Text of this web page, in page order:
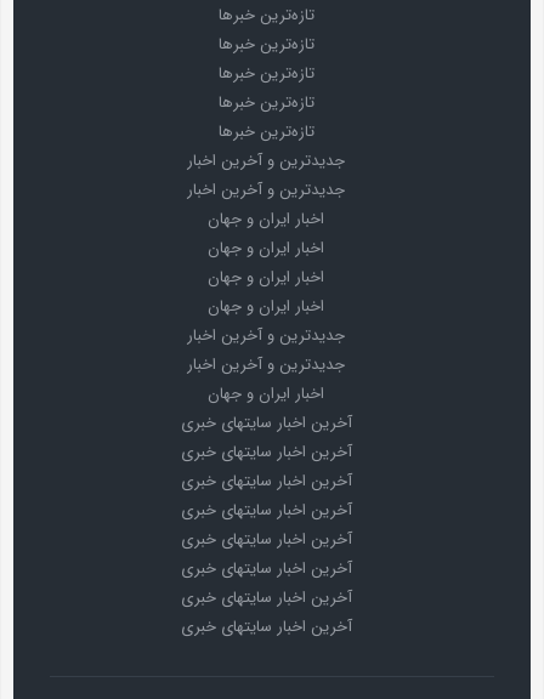
تازه‌ترین خبرها
تازه‌ترین خبرها
تازه‌ترین خبرها
تازه‌ترین خبرها
تازه‌ترین خبرها
جدیدترین و آخرین اخبار
جدیدترین و آخرین اخبار
اخبار ایران و جهان
اخبار ایران و جهان
اخبار ایران و جهان
اخبار ایران و جهان
جدیدترین و آخرین اخبار
جدیدترین و آخرین اخبار
اخبار ایران و جهان
آخرین اخبار سایتهای خبری
آخرین اخبار سایتهای خبری
آخرین اخبار سایتهای خبری
آخرین اخبار سایتهای خبری
آخرین اخبار سایتهای خبری
آخرین اخبار سایتهای خبری
آخرین اخبار سایتهای خبری
آخرین اخبار سایتهای خبری